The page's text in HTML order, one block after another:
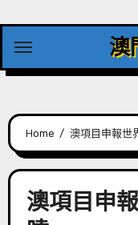
content
澳
Home 澳項目申報世
澳項目申